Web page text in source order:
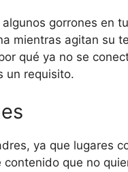
gorrones en
mientras agitan su
qué ya no se
un requisito.
ya que lugares
que no